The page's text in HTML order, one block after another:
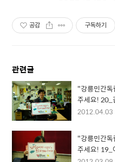
공감 구독하기
관련글
"강릉민간독
주세요! 20_
2012.04.03
"강릉민간독
주세요! 19_